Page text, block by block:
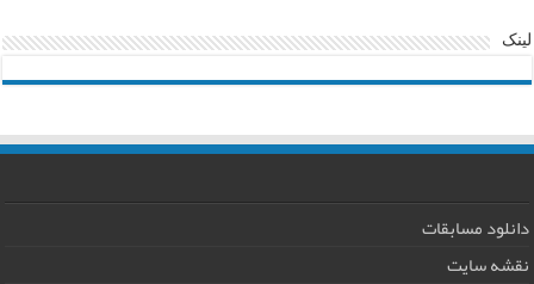
لینک
دانلود مسابقات
نقشه سایت